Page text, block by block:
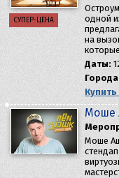
СУПЕР-ЦЕНА
одной
на
Даты:
Моше
Моше